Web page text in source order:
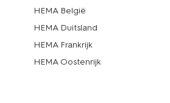
HEMA België
HEMA Duitsland
HEMA Frankrijk
HEMA Oostenrijk